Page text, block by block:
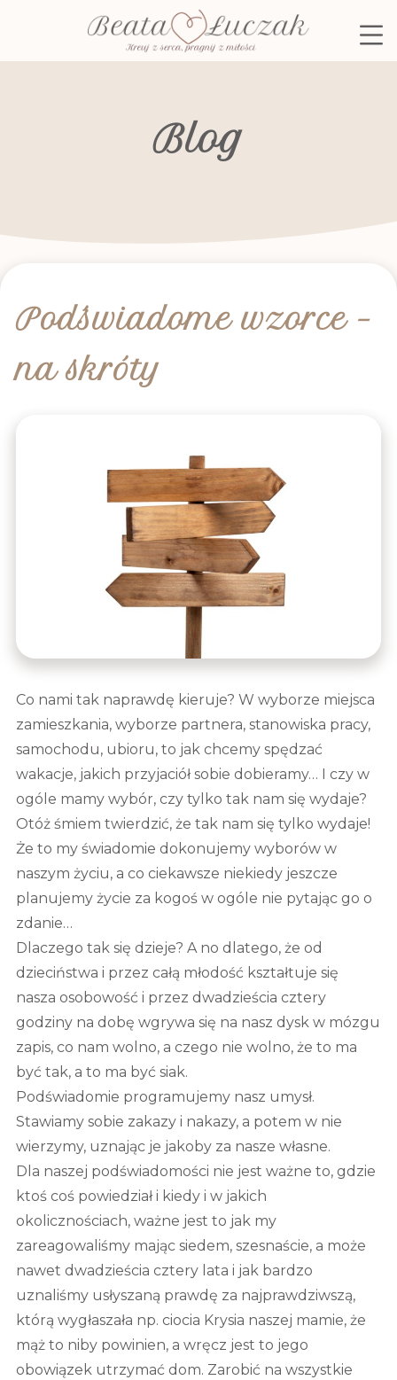
content
Blog
Podświadome wzorce –
na skróty
Co nami tak naprawdę kieruje? W wyborze miejsca
zamieszkania, wyborze partnera, stanowiska pracy,
samochodu, ubioru, to jak chcemy spędzać
wakacje, jakich przyjaciół sobie dobieramy… I czy w
ogóle mamy wybór, czy tylko tak nam się wydaje?
Otóż śmiem twierdzić, że tak nam się tylko wydaje!
Że to my świadomie dokonujemy wyborów w
naszym życiu, a co ciekawsze niekiedy jeszcze
planujemy życie za kogoś w ogóle nie pytając go o
zdanie…
Dlaczego tak się dzieje? A no dlatego, że od
dzieciństwa i przez całą młodość kształtuje się
nasza osobowość i przez dwadzieścia cztery
godziny na dobę wgrywa się na nasz dysk w mózgu
zapis, co nam wolno, a czego nie wolno, że to ma
być tak, a to ma być siak.
Podświadomie programujemy nasz umysł.
Stawiamy sobie zakazy i nakazy, a potem w nie
wierzymy, uznając je jakoby za nasze własne.
Dla naszej podświadomości nie jest ważne to, gdzie
ktoś coś powiedział i kiedy i w jakich
okolicznościach, ważne jest to jak my
zareagowaliśmy mając siedem, szesnaście, a może
nawet dwadzieścia cztery lata i jak bardzo
uznaliśmy usłyszaną prawdę za najprawdziwszą,
którą wygłaszała np. ciocia Krysia naszej mamie, że
mąż to niby powinien, a wręcz jest to jego
obowiązek utrzymać dom. Zarobić na wszystkie